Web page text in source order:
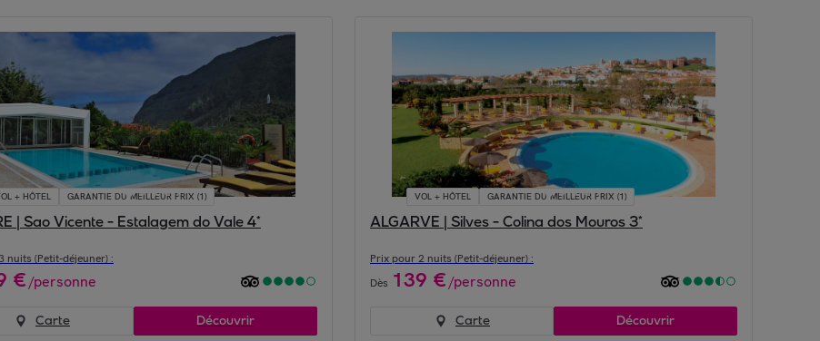
+ HÔTEL GARANTIE DU MEILLEUR PRIX (1)
| Sao Vicente - Estalagem do Vale 4*
nuits (Petit-déjeuner) :
€/personne
Carte Découvrir
VOL + HÔTEL GARANTIE DU MEILLEUR PRIX (1)
ALGARVE | Silves - Colina dos Mouros 3*
Prix pour 2 nuits (Petit-déjeuner) :
Dès 139 €/personne
Carte Découvrir